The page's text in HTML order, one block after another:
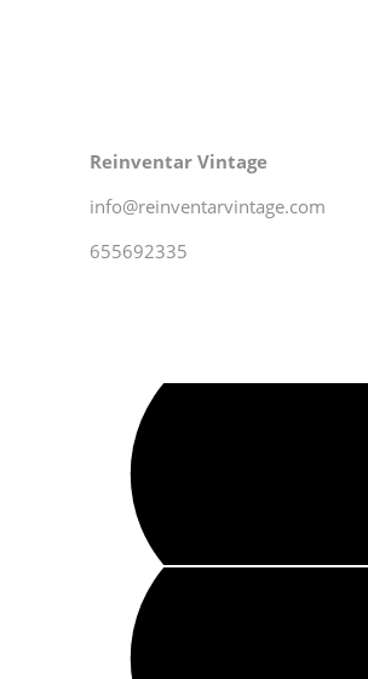
Reinventar Vintage
info@reinventarvintage.com
655692335